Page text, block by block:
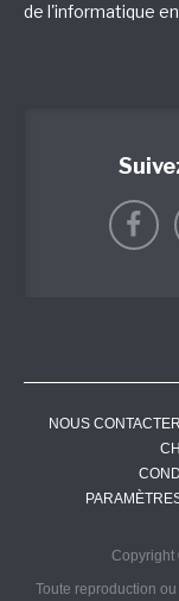
de l'informatique
NOUS CONTACTER
Copyright
Toute reproduction